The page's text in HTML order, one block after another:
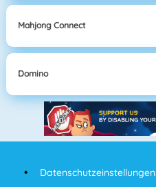
Mahjong Connect
Domino
Datenschutzeinstellungen